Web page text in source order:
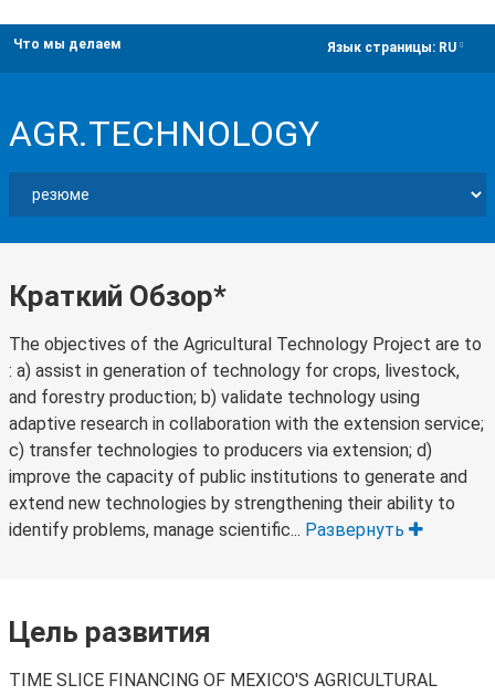
Что мы делаем Язык страницы: RU
AGR.TECHNOLOGY
Краткий Обзор*
The objectives of the Agricultural Technology Project are to
: a) assist in generation of technology for crops, livestock,
and forestry production; b) validate technology using
adaptive research in collaboration with the extension service;
c) transfer technologies to producers via extension; d)
improve the capacity of public institutions to generate and
extend new technologies by strengthening their ability to
identify problems, manage scientific... Развернуть
Цель развития
TIME SLICE FINANCING OF MEXICO'S AGRICULTURAL